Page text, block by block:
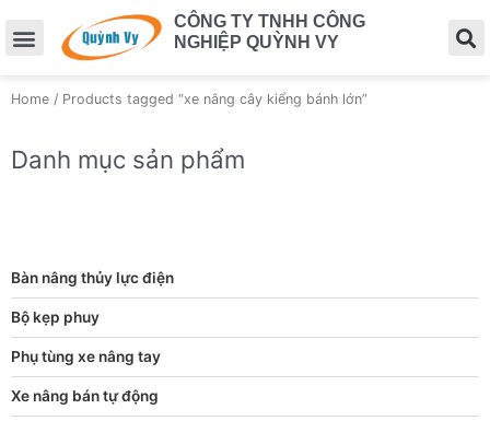
CÔNG TY TNHH CÔNG
NGHIỆP QUỲNH VY
Home / Products tagged “xe nâng cây kiểng bánh lớn”
Danh mục sản phẩm
Bàn nâng thủy lực điện
Bộ kẹp phuy
Phụ tùng xe nâng tay
Xe nâng bán tự động